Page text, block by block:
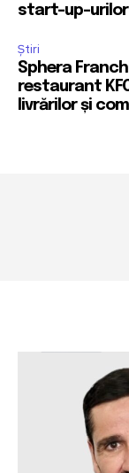
start-up-urilor
Știri
Sphera
restaurant
livrărilor și